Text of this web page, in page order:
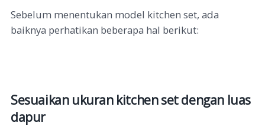
Sebelum menentukan model kitchen set, ada
baiknya perhatikan beberapa hal berikut:
Sesuaikan ukuran kitchen set dengan luas
dapur